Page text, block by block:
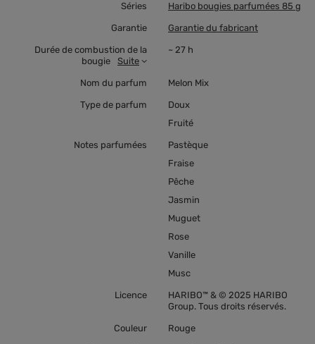
Séries Haribo bougies parfumées 85 g
Garantie Garantie du fabricant
Durée de combustion de la
bougie
Suite
~ 27 h
Nom du parfum Melon Mix
Type de parfum
Doux
Fruité
Notes parfumées
Pastèque
Fraise
Pêche
Jasmin
Muguet
Rose
Vanille
Musc
Licence
HARIBO™ & © 2025 HARIBO
Group. Tous droits réservés.
Couleur Rouge